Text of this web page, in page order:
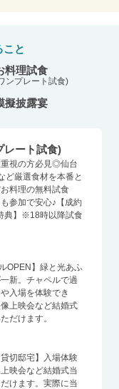
こと
料理試食
ンプレート試食)
擬披露宴
レート試食)
視の方必見◎仙台
ど厳選食材を本番と
料理の無料試食
参加で安心♪【成約
典】※18時以降試食
OPEN】緑と光あふ
新。チャペルで過
入場を体験でき
上映会など結婚式
だけます。
切邸宅】入場体験
映会など結婚式当
けます。実際に当